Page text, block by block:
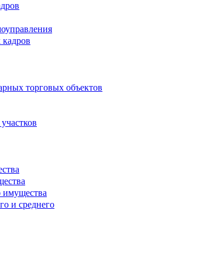
кадров
торговых объектов
имущества
и среднего